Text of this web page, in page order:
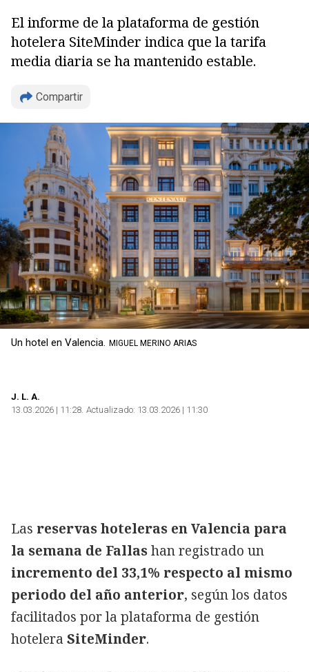
El informe de la plataforma de gestión
hotelera SiteMinder indica que la tarifa
media diaria se ha mantenido estable.
Compartir
Copiar
Un hotel en Valencia. MIGUEL MERINO ARIAS
J. L. A.
13.03.2026 | 11:28 Actualizado: 13.03.2026 | 11:30
Las reservas hoteleras en Valencia para
la semana de Fallashan registrado un
incremento del 33,1% respecto al mismo
periodo del año anterior, según los datos
facilitados por la plataforma de gestión
hotelera SiteMinder.